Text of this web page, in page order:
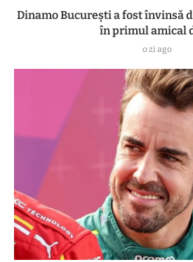
Dinamo București a fost învinsă
în primul amical
o zi ago